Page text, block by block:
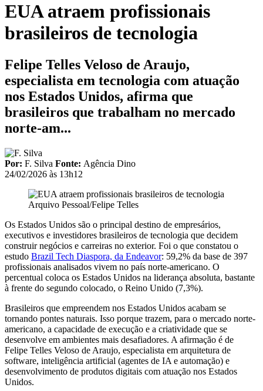
EUA atraem profissionais
brasileiros de tecnologia
Felipe Telles Veloso de Araujo,
especialista em tecnologia com atuação
nos Estados Unidos, afirma que
brasileiros que trabalham no mercado
norte-am...
Por: F. Silva Fonte: Agência Dino
24/02/2026 às 13h12
Arquivo Pessoal/Felipe Telles
Os Estados Unidos são o principal destino de empresários,
executivos e investidores brasileiros de tecnologia que decidem
construir negócios e carreiras no exterior. Foi o que constatou o
estudo Brazil Tech Diaspora, da Endeavor: 59,2% da base de 397
profissionais analisados vivem no país norte-americano. O
percentual coloca os Estados Unidos na liderança absoluta, bastante
à frente do segundo colocado, o Reino Unido (7,3%).
Brasileiros que empreendem nos Estados Unidos acabam se
tornando pontes naturais. Isso porque trazem, para o mercado norte-
americano, a capacidade de execução e a criatividade que se
desenvolve em ambientes mais desafiadores. A afirmação é de
Felipe Telles Veloso de Araujo, especialista em arquitetura de
software, inteligência artificial (agentes de IA e automação) e
desenvolvimento de produtos digitais com atuação nos Estados
Unidos.